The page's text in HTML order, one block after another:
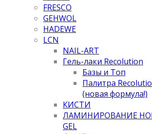
FRESCO
GEHWOL
HADEWE
LCN
NAIL-ART
Гель-лаки Recolution
Базы и Топ
Палитра
(новая формула!)
КИСТИ
ЛАМИНИРОВАНИЕ
GEL